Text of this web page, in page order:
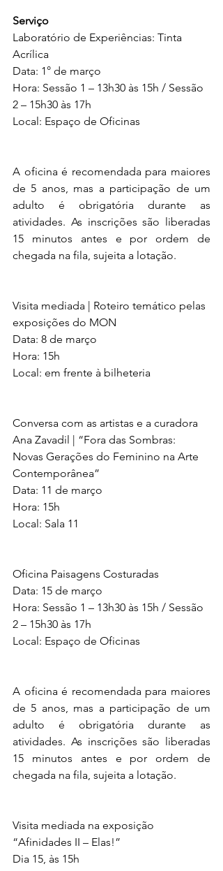
Serviço
Laboratório de Experiências: Tinta
Acrílica
Data: 1° de março
Hora: Sessão 1 – 13h30 às 15h / Sessão
2 – 15h30 às 17h
Local: Espaço de Oficinas
A oficina é recomendada para maiores
de 5 anos, mas a participação de um
adulto é obrigatória durante as
atividades. As inscrições são liberadas
15 minutos antes e por ordem de
chegada na fila, sujeita a lotação.
Visita mediada | Roteiro temático pelas
exposições do MON
Data: 8 de março
Hora: 15h
Local: em frente à bilheteria
Conversa com as artistas e a curadora
Ana Zavadil | “Fora das Sombras:
Novas Gerações do Feminino na Arte
Contemporânea”
Data: 11 de março
Hora: 15h
Local: Sala 11
Oficina Paisagens Costuradas
Data: 15 de março
Hora: Sessão 1 – 13h30 às 15h / Sessão
2 – 15h30 às 17h
Local: Espaço de Oficinas
A oficina é recomendada para maiores
de 5 anos, mas a participação de um
adulto é obrigatória durante as
atividades. As inscrições são liberadas
15 minutos antes e por ordem de
chegada na fila, sujeita a lotação.
Visita mediada na exposição
“Afinidades II – Elas!”
Dia 15, às 15h